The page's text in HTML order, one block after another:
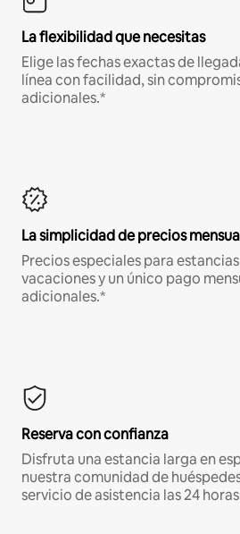
La flexibilidad que necesitas
Elige las fechas exactas de
línea con facilidad, sin
adicionales.*
La simplicidad de precios
Precios especiales para
vacaciones y un único pago
adicionales.*
Reserva con confianza
Disfruta una estancia larga en
nuestra comunidad de
servicio de asistencia las 24